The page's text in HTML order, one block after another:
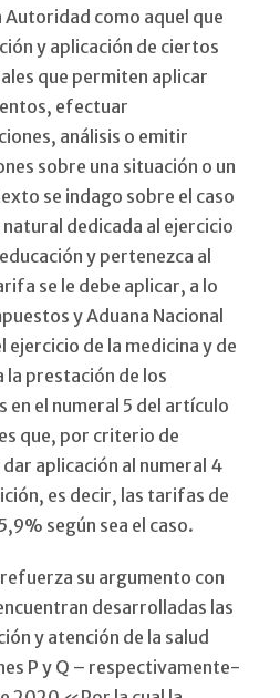
como aquel que
y aplicación de ciertos
que permiten aplicar
efectuar
análisis o emitir
sobre una situación o un
se indago sobre el caso
natural dedicada al ejercicio
y pertenezca al
se le debe aplicar, a lo
y Aduana Nacional
ejercicio de la medicina y de
la prestación de los
en el numeral 5 del artículo
que, por criterio de
aplicación al numeral 4
es decir, las tarifas de
según sea el caso.
su argumento con
desarrolladas las
y atención de la salud
P y Q – respectivamente-